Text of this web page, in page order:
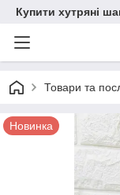
Купити хутряні
Товари та
Новинка